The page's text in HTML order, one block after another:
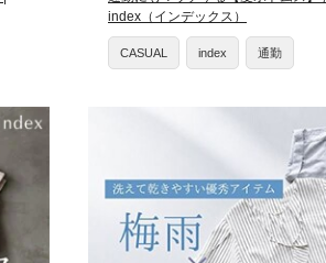
index（インデックス）
CASUAL index 通勤